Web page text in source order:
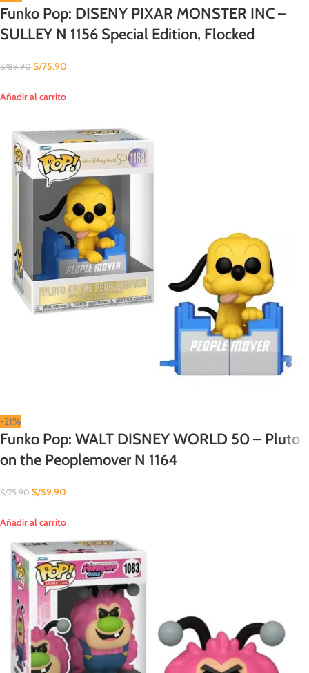
Funko Pop: DISENY PIXAR MONSTER INC –
SULLEY N 1156 Special Edition, Flocked
S/89.90 S/75.90
Añadir al carrito
-21%
Funko Pop: WALT DISNEY WORLD 50 – Pluto
on the Peoplemover N 1164
S/75.90 S/59.90
Añadir al carrito